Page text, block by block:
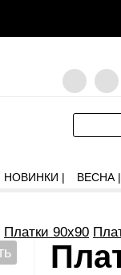
НОВИНКИ | ВЕСНА |
Платки 90х90